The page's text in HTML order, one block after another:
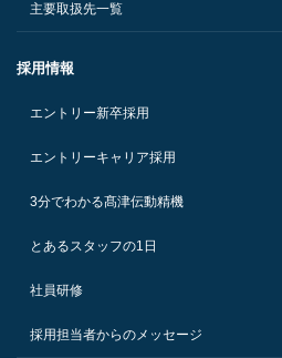
主要取扱先一覧
採用情報
エントリー新卒採用
エントリーキャリア採用
3分でわかる髙津伝動精機
とあるスタッフの1日
社員研修
採用担当者からのメッセージ